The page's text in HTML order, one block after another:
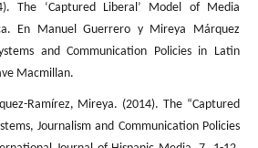
The ‘Captured Liberal’ Model of Media
En Manuel Guerrero y Mireya Márquez
and Communication Policies in Latin
Macmillan.
Ramírez, Mireya. (2014). The “Captured
Journalism and Communication Policies